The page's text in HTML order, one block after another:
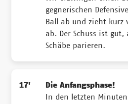
gegnerischen
Ball ab und zieht kurz
ab. Der Schuss ist
Schäbe parieren.
17'
Die Anfangsphase!
In den letzten